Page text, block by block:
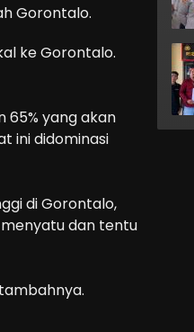
Gorontalo.
ke Gorontalo.
65% yang akan
ini didominasi
di Gorontalo,
menyatu dan tentu